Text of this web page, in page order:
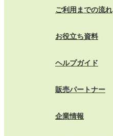
ご利用までの流れ
お役立ち資料
ヘルプガイド
販売パートナー
企業情報